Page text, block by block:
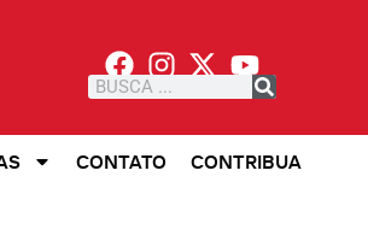
CONTATO CONTRIBUA